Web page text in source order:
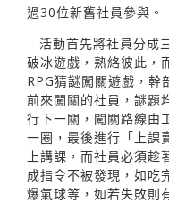
過30位新舊社員參與。
活動首先將社員分成
破冰遊戲，熟絡彼此，
RPG猜謎闖關遊戲，幹
前來闖關的社員，謎題
行下一關，闖關路線由
一圈，最後進行「上課
上講課，而社員必須
成指令不被發現，如吃
爆氣球等，如若失敗則